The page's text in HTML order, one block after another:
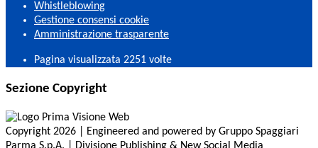
Whistleblowing
Gestione consensi cookie
Amministrazione trasparente
Pagina visualizzata 2251 volte
Sezione Copyright
Copyright 2026 | Engineered and powered by Gruppo Spaggiari